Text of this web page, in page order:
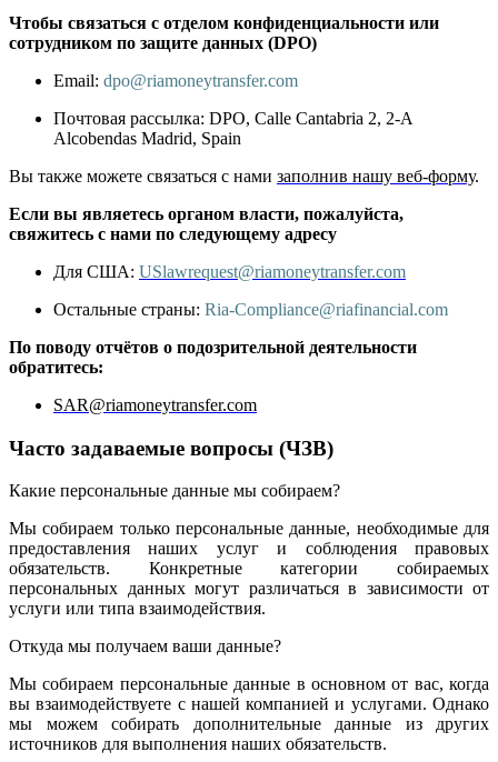
Чтобы связаться с отделом конфиденциальности или
сотрудником по защите данных (DPO)
Email: dpo@riamoneytransfer.com
Почтовая рассылка: DPO, Calle Cantabria 2, 2-A
Alcobendas Madrid, Spain
Вы также можете связаться с нами заполнив нашу веб-форму.
Если вы являетесь органом власти, пожалуйста,
свяжитесь с нами по следующему адресу
Для США: USlawrequest@riamoneytransfer.com
Остальные страны: Ria-Compliance@riafinancial.com
По поводу отчётов о подозрительной деятельности
обратитесь:
SAR@riamoneytransfer.com
Часто задаваемые вопросы (ЧЗВ)
Какие персональные данные мы собираем?
Мы собираем только персональные данные, необходимые для
предоставления наших услуг и соблюдения правовых
обязательств. Конкретные категории собираемых
персональных данных могут различаться в зависимости от
услуги или типа взаимодействия.
Откуда мы получаем ваши данные?
Мы собираем персональные данные в основном от вас, когда
вы взаимодействуете с нашей компанией и услугами. Однако
мы можем собирать дополнительные данные из других
источников для выполнения наших обязательств.